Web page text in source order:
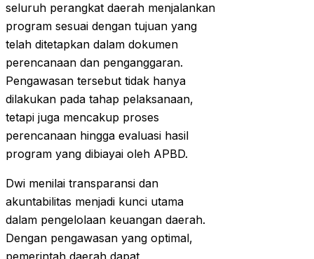
seluruh perangkat daerah menjalankan
program sesuai dengan tujuan yang
telah ditetapkan dalam dokumen
perencanaan dan penganggaran.
Pengawasan tersebut tidak hanya
dilakukan pada tahap pelaksanaan,
tetapi juga mencakup proses
perencanaan hingga evaluasi hasil
program yang dibiayai oleh APBD.
Dwi menilai transparansi dan
akuntabilitas menjadi kunci utama
dalam pengelolaan keuangan daerah.
Dengan pengawasan yang optimal,